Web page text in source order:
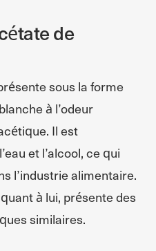
de
sous la forme
à l’odeur
Il est
et l’alcool, ce qui
l’industrie alimentaire.
à lui, présente des
similaires.